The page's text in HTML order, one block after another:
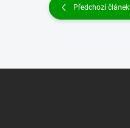
Předchozí článek